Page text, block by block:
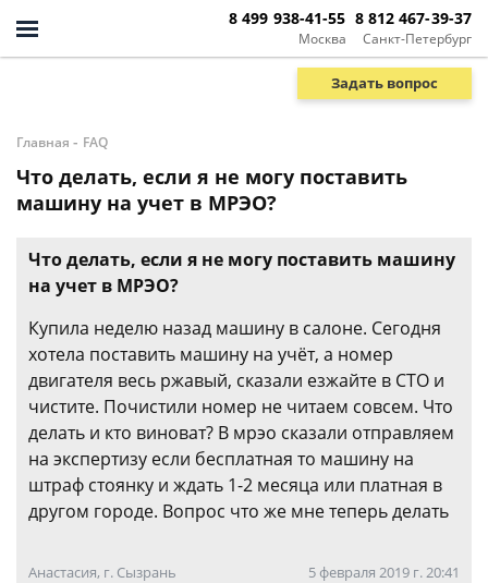
Москва
8 499 938-41-55
Санкт-Петербург
8 812 467-39-37
Задать вопрос
Главная - FAQ
Что делать, если я не могу поставить
машину на учет в МРЭО?
Что делать, если я не могу поставить машину
на учет в МРЭО?
Купила неделю назад машину в салоне. Сегодня
хотела поставить машину на учёт, а номер
двигателя весь ржавый, сказали езжайте в СТО и
чистите. Почистили номер не читаем совсем. Что
делать и кто виноват? В мрэо сказали отправляем
на экспертизу если бесплатная то машину на
штраф стоянку и ждать 1-2 месяца или платная в
другом городе. Вопрос что же мне теперь делать
Анастасия, г. Сызрань 5 февраля 2019 г. 20:41